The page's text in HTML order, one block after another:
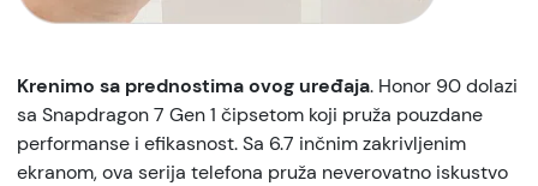
Krenimo sa prednostima ovog uređaja. Honor 90 dolazi
sa Snapdragon 7 Gen 1 čipsetom koji pruža pouzdane
performanse i efikasnost. Sa 6.7 inčnim zakrivljenim
ekranom, ova serija telefona pruža neverovatno iskustvo